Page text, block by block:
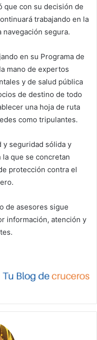
que con su decisión de
trabajando en la
segura.
en su Programa de
mano de expertos
y de salud pública
de destino de todo
una hoja de ruta
como tripulantes.
y seguridad sólida y
que se concretan
protección contra el
de asesores sigue
información, atención y